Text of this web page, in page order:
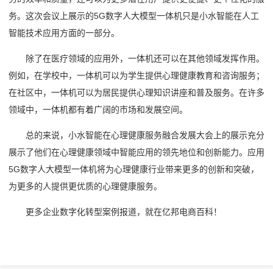
务。这次会议上展示的5G数字人大模型一体机只是小水智能在人工
智能技术应用方面的一部分。
除了在医疗领域的应用外，一体机还可以在其他领域发挥作用。
例如，在学校中，一体机可以为学生提供心理健康教育和咨询服务；
在社区中，一体机可以为居民提供心理知识讲座和普及服务。在许多
领域中，一体机都有着广阔的市场和发展空间。
总的来说，小水智能在心理健康服务融合发展大会上的展示充分
展示了他们在心理健康领域中智能应用的领先地位和创新能力。应用
5G数字人大模型一体机将为心理健康行业带来更多的创新和突破，
为更多的人提供更优质的心理健康服务。
更多企业数字化转型案例报道，就在亿邦电商百科！